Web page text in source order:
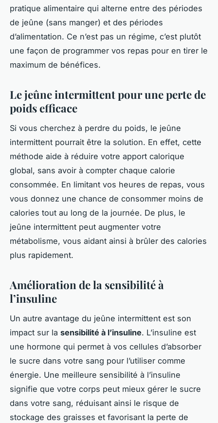
pratique alimentaire qui alterne entre des périodes
de jeûne (sans manger) et des périodes
d’alimentation. Ce n’est pas un régime, c’est plutôt
une façon de programmer vos repas pour en tirer le
maximum de bénéfices.
Le jeûne intermittent pour une perte de
poids efficace
Si vous cherchez à perdre du poids, le jeûne
intermittent pourrait être la solution. En effet, cette
méthode aide à réduire votre apport calorique
global, sans avoir à compter chaque calorie
consommée. En limitant vos heures de repas, vous
vous donnez une chance de consommer moins de
calories tout au long de la journée. De plus, le
jeûne intermittent peut augmenter votre
métabolisme, vous aidant ainsi à brûler des calories
plus rapidement.
Amélioration de la sensibilité à
l’insuline
Un autre avantage du jeûne intermittent est son
impact sur la sensibilité à l’insuline. L’insuline est
une hormone qui permet à vos cellules d’absorber
le sucre dans votre sang pour l’utiliser comme
énergie. Une meilleure sensibilité à l’insuline
signifie que votre corps peut mieux gérer le sucre
dans votre sang, réduisant ainsi le risque de
stockage des graisses et favorisant la perte de